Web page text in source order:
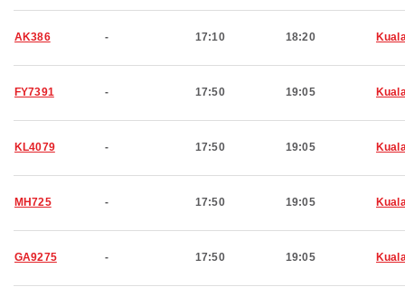
AK386 - 17:10 18:20
FY7391 - 17:50 19:05
KL4079 - 17:50 19:05
MH725 - 17:50 19:05
GA9275 - 17:50 19:05